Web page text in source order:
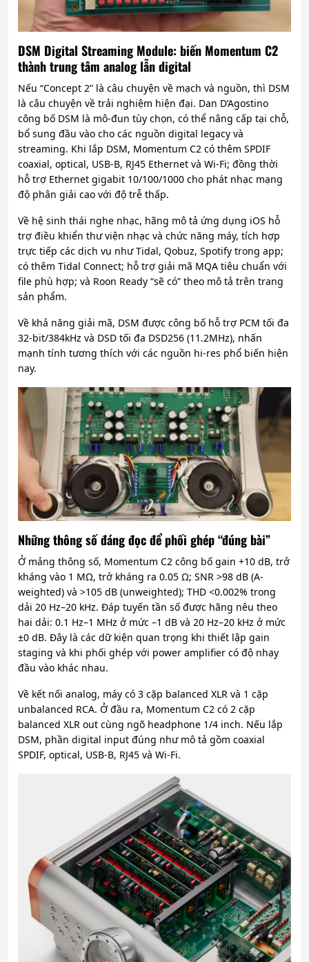
DSM Digital Streaming Module: biến Momentum C2
thành trung tâm analog lẫn digital
Nếu “Concept 2” là câu chuyện về mạch và nguồn, thì DSM
là câu chuyện về trải nghiệm hiện đại. Dan D’Agostino
công bố DSM là mô-đun tùy chọn, có thể nâng cấp tại chỗ,
bổ sung đầu vào cho các nguồn digital legacy và
streaming. Khi lắp DSM, Momentum C2 có thêm SPDIF
coaxial, optical, USB-B, RJ45 Ethernet và Wi-Fi; đồng thời
hỗ trợ Ethernet gigabit 10/100/1000 cho phát nhạc mạng
độ phân giải cao với độ trễ thấp.
Về hệ sinh thái nghe nhạc, hãng mô tả ứng dụng iOS hỗ
trợ điều khiển thư viện nhạc và chức năng máy, tích hợp
trực tiếp các dịch vụ như Tidal, Qobuz, Spotify trong app;
có thêm Tidal Connect; hỗ trợ giải mã MQA tiêu chuẩn với
file phù hợp; và Roon Ready “sẽ có” theo mô tả trên trang
sản phẩm.
Về khả năng giải mã, DSM được công bố hỗ trợ PCM tối đa
32-bit/384kHz và DSD tối đa DSD256 (11.2MHz), nhấn
mạnh tính tương thích với các nguồn hi-res phổ biến hiện
nay.
Những thông số đáng đọc để phối ghép “đúng bài”
Ở mảng thông số, Momentum C2 công bố gain +10 dB, trở
kháng vào 1 MΩ, trở kháng ra 0.05 Ω; SNR >98 dB (A-
weighted) và >105 dB (unweighted); THD <0.002% trong
dải 20 Hz–20 kHz. Đáp tuyến tần số được hãng nêu theo
hai dải: 0.1 Hz–1 MHz ở mức –1 dB và 20 Hz–20 kHz ở mức
±0 dB. Đây là các dữ kiện quan trọng khi thiết lập gain
staging và khi phối ghép với power amplifier có độ nhạy
đầu vào khác nhau.
Về kết nối analog, máy có 3 cặp balanced XLR và 1 cặp
unbalanced RCA. Ở đầu ra, Momentum C2 có 2 cặp
balanced XLR out cùng ngõ headphone 1/4 inch. Nếu lắp
DSM, phần digital input đúng như mô tả gồm coaxial
SPDIF, optical, USB-B, RJ45 và Wi-Fi.